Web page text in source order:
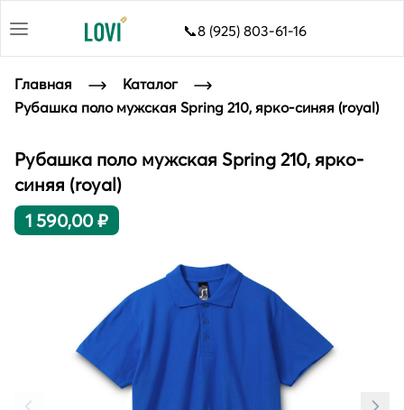
📞8 (925) 803-61-16
Главная
Каталог
Рубашка поло мужская Spring 210, ярко-синяя (royal)
Рубашка поло мужская Spring 210, ярко-
синяя (royal)
1 590,00 ₽